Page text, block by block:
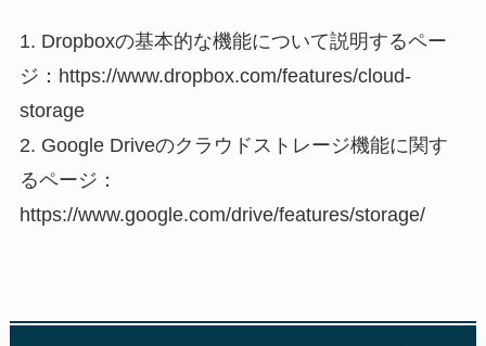
1. Dropboxの基本的な機能について説明するペー
ジ：https://www.dropbox.com/features/cloud-
storage
2. Google Driveのクラウドストレージ機能に関す
るページ：
https://www.google.com/drive/features/storage/